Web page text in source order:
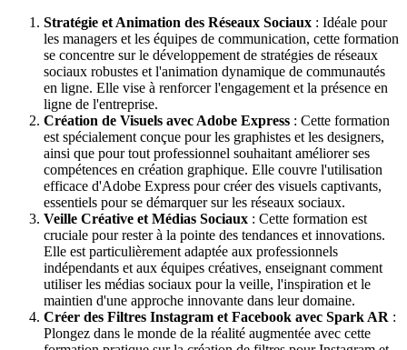
Stratégie et Animation des Réseaux Sociaux : Idéale pour
les managers et les équipes de communication, cette formation
se concentre sur le développement de stratégies de réseaux
sociaux robustes et l'animation dynamique de communautés
en ligne. Elle vise à renforcer l'engagement et la présence en
ligne de l'entreprise.
Création de Visuels avec Adobe Express : Cette formation
est spécialement conçue pour les graphistes et les designers,
ainsi que pour tout professionnel souhaitant améliorer ses
compétences en création graphique. Elle couvre l'utilisation
efficace d'Adobe Express pour créer des visuels captivants,
essentiels pour se démarquer sur les réseaux sociaux.
Veille Créative et Médias Sociaux : Cette formation est
cruciale pour rester à la pointe des tendances et innovations.
Elle est particulièrement adaptée aux professionnels
indépendants et aux équipes créatives, enseignant comment
utiliser les médias sociaux pour la veille, l'inspiration et le
maintien d'une approche innovante dans leur domaine.
Créer des Filtres Instagram et Facebook avec Spark AR :
Plongez dans le monde de la réalité augmentée avec cette